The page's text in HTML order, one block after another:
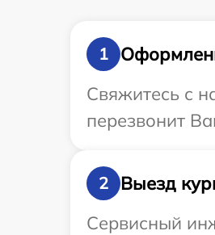
1
Свяжитесь с
перезвонит
2
Выезд
Сервисный